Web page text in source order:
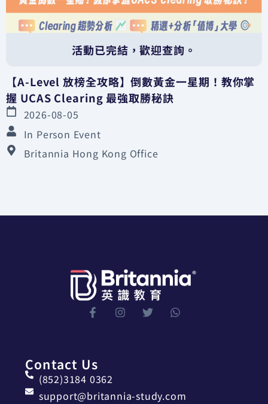
活動已完結，歡迎查詢。
【A-Level 放榜全攻略】倒數黃金一星期！教你掌
握 UCAS Clearing 最強取勝秘訣
2026-08-05
In Person Event
Britannia Hong Kong Office
Contact Us
(852)3184 0362
support@britannia-study.com